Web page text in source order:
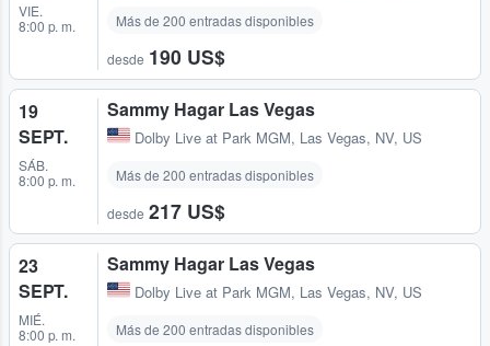
VIE.
8:00 p. m.
Más de 200 entradas disponibles
desde 190 US$
19
SEPT.
SÁB.
8:00 p. m.
Sammy Hagar Las Vegas
Dolby Live at Park MGM, Las Vegas, NV, US
Más de 200 entradas disponibles
desde 217 US$
23
SEPT.
MIÉ.
8:00 p. m.
Sammy Hagar Las Vegas
Dolby Live at Park MGM, Las Vegas, NV, US
Más de 200 entradas disponibles